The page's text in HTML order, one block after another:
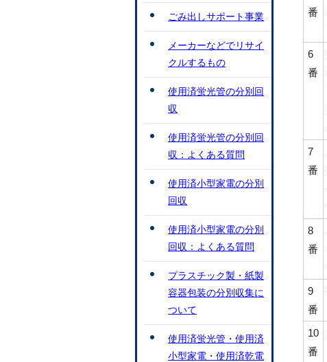
番
6
番
7
番
8
番
9
番
10
番
ごみ出しサポート事業
メーカーなどでリサイ
クルするもの
使用済蛍光管の分別回
収
使用済蛍光管の分別回
収：よくある質問
使用済小型家電の分別
回収
使用済小型家電の分別
回収：よくある質問
プラスチック製・紙製
容器包装の分別収集に
ついて
使用済蛍光管・使用済
小型家電・使用済乾電